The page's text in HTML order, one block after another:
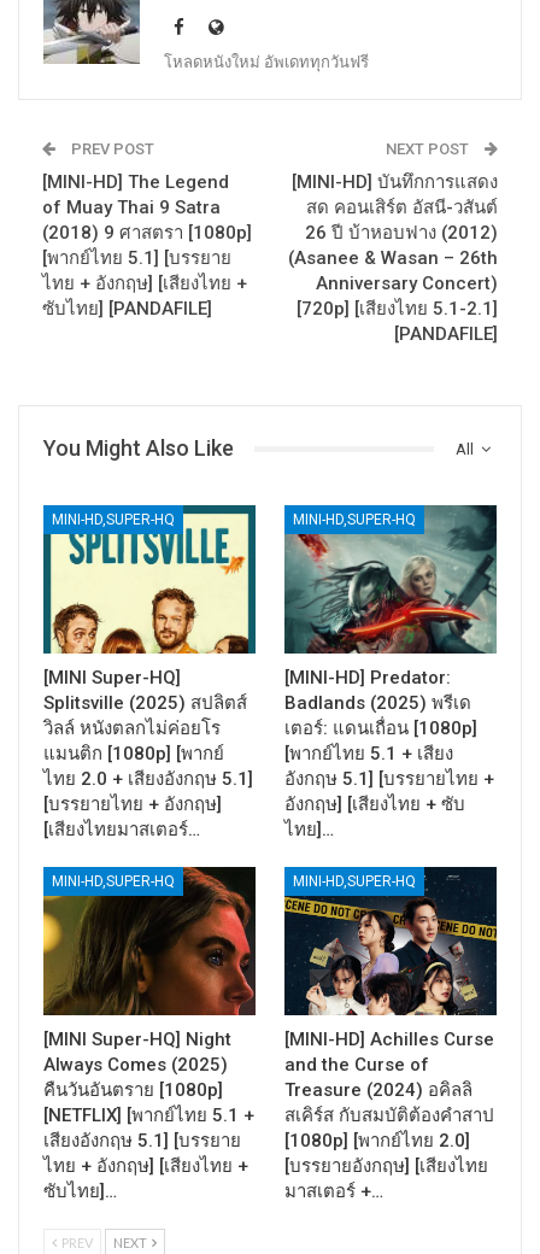
โหลดหนังใหม่ อัพเดททุกวันฟรี
PREV POST
[MINI-HD] The Legend
of Muay Thai 9 Satra
(2018) 9 ศาสตรา [1080p]
[พากย์ไทย 5.1] [บรรยาย
ไทย + อังกฤษ] [เสียงไทย +
ซับไทย] [PANDAFILE]
NEXT POST
[MINI-HD] บันทึกการแสดง
สด คอนเสิร์ต อัสนี-วสันต์
26 ปี บ้าหอบฟาง (2012)
(Asanee & Wasan – 26th
Anniversary Concert)
[720p] [เสียงไทย 5.1-2.1]
[PANDAFILE]
All
You Might Also Like
MINI-HD,SUPER-HQ
[MINI Super-HQ]
Splitsville (2025) สปลิตส์
วิลล์ หนังตลกไม่ค่อยโร
แมนติก [1080p] [พากย์
ไทย 2.0 + เสียงอังกฤษ 5.1]
[บรรยายไทย + อังกฤษ]
[เสียงไทยมาสเตอร์…
MINI-HD,SUPER-HQ
[MINI-HD] Predator:
Badlands (2025) พรีเด
เตอร์: แดนเถื่อน [1080p]
[พากย์ไทย 5.1 + เสียง
อังกฤษ 5.1] [บรรยายไทย +
อังกฤษ] [เสียงไทย + ซับ
ไทย]…
MINI-HD,SUPER-HQ
[MINI Super-HQ] Night
Always Comes (2025)
คืนวันอันตราย [1080p]
[NETFLIX] [พากย์ไทย 5.1 +
เสียงอังกฤษ 5.1] [บรรยาย
ไทย + อังกฤษ] [เสียงไทย +
ซับไทย]…
MINI-HD,SUPER-HQ
[MINI-HD] Achilles Curse
and the Curse of
Treasure (2024) อคิลลิ
สเคิร์ส กับสมบัติต้องคำสาป
[1080p] [พากย์ไทย 2.0]
[บรรยายอังกฤษ] [เสียงไทย
มาสเตอร์ +…
PREV NEXT